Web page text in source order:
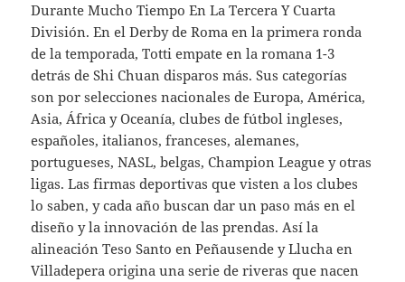
Durante Mucho Tiempo En La Tercera Y Cuarta
División. En el Derby de Roma en la primera ronda
de la temporada, Totti empate en la romana 1-3
detrás de Shi Chuan disparos más. Sus categorías
son por selecciones nacionales de Europa, América,
Asia, África y Oceanía, clubes de fútbol ingleses,
españoles, italianos, franceses, alemanes,
portugueses, NASL, belgas, Champion League y otras
ligas. Las firmas deportivas que visten a los clubes
lo saben, y cada año buscan dar un paso más en el
diseño y la innovación de las prendas. Así la
alineación Teso Santo en Peñausende y Llucha en
Villadepera origina una serie de riveras que nacen